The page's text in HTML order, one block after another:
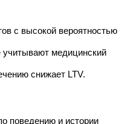
с высокой вероятностью
медицинский
снижает LTV.
поведению и истории